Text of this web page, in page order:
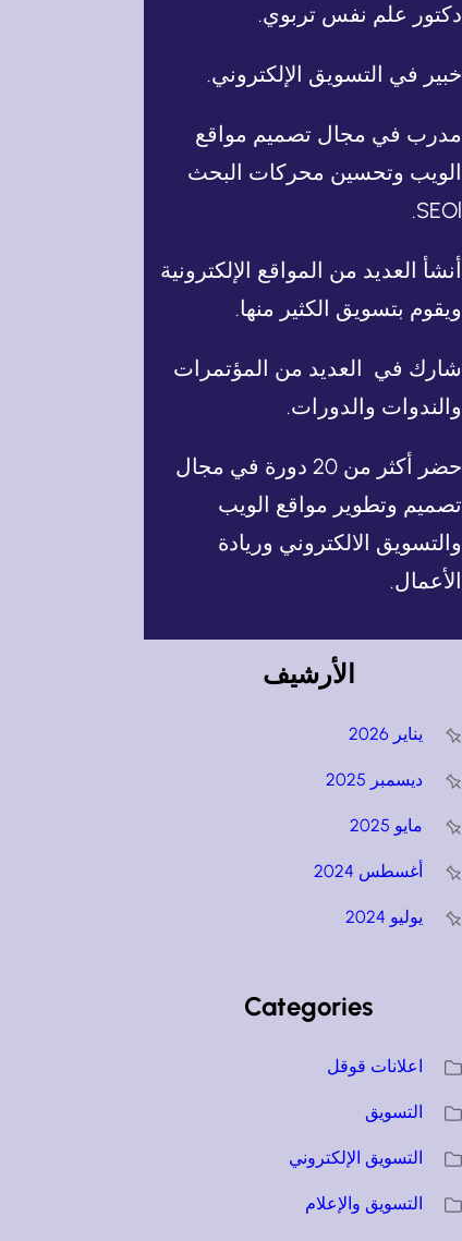
دكتور علم نفس تربوي.
خبير في التسويق الإلكتروني.
مدرب في مجال تصميم مواقع
الويب وتحسين محركات البحث
SEOl.
أنشأ العديد من المواقع الإلكترونية
ويقوم بتسويق الكثير منها.
شارك في العديد من المؤتمرات
والندوات والدورات.
حضر أكثر من 20 دورة في مجال
تصميم وتطوير مواقع الويب
والتسويق الالكتروني وريادة
الأعمال.
الأرشيف
يناير 2026
ديسمبر 2025
مايو 2025
أغسطس 2024
يوليو 2024
Categories
اعلانات قوقل
التسويق
التسويق الإلكتروني
التسويق والإعلام